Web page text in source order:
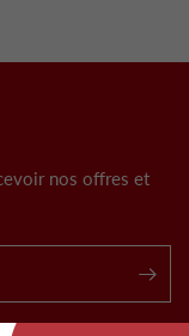
nos offres et